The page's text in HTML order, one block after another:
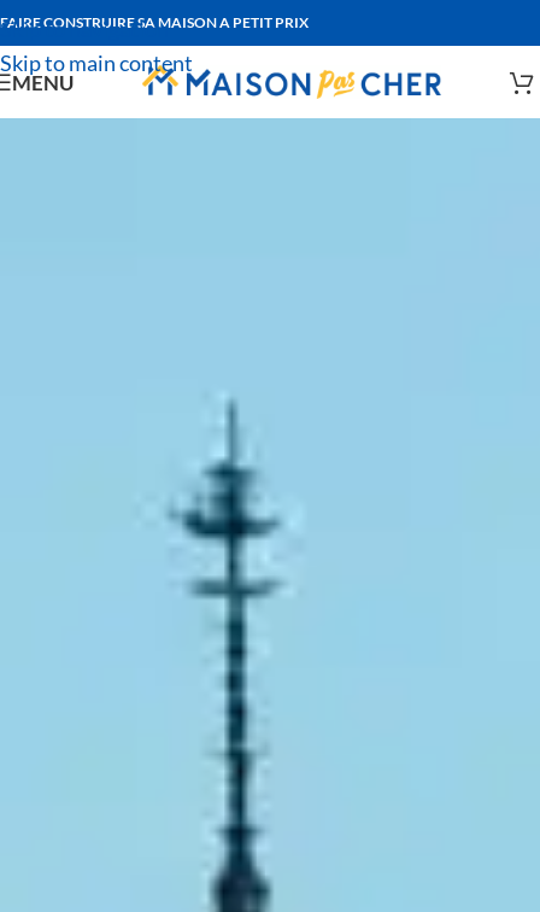
Skip to navigation
Skip to main content
FAIRE CONSTRUIRE SA MAISON A PETIT PRIX
MENU